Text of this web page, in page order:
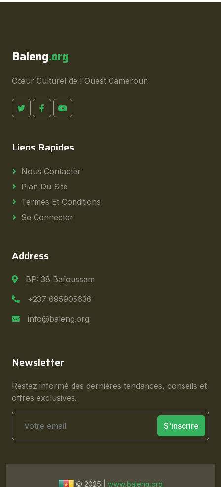
Baleng.org
Cœur Culturel de l'Ouest Cameroun
Liens Rapides
Nous Contacter
Plan Du Site
Termes Et Conditions
Se Connecter
Address
BP: 38 Bafoussam
+237 695905636
info@baleng.org
Newsletter
Restez informé des dernières tendances, conseils et
offres exclusives.
S'inscrire
© 2025 | www.baleng.org